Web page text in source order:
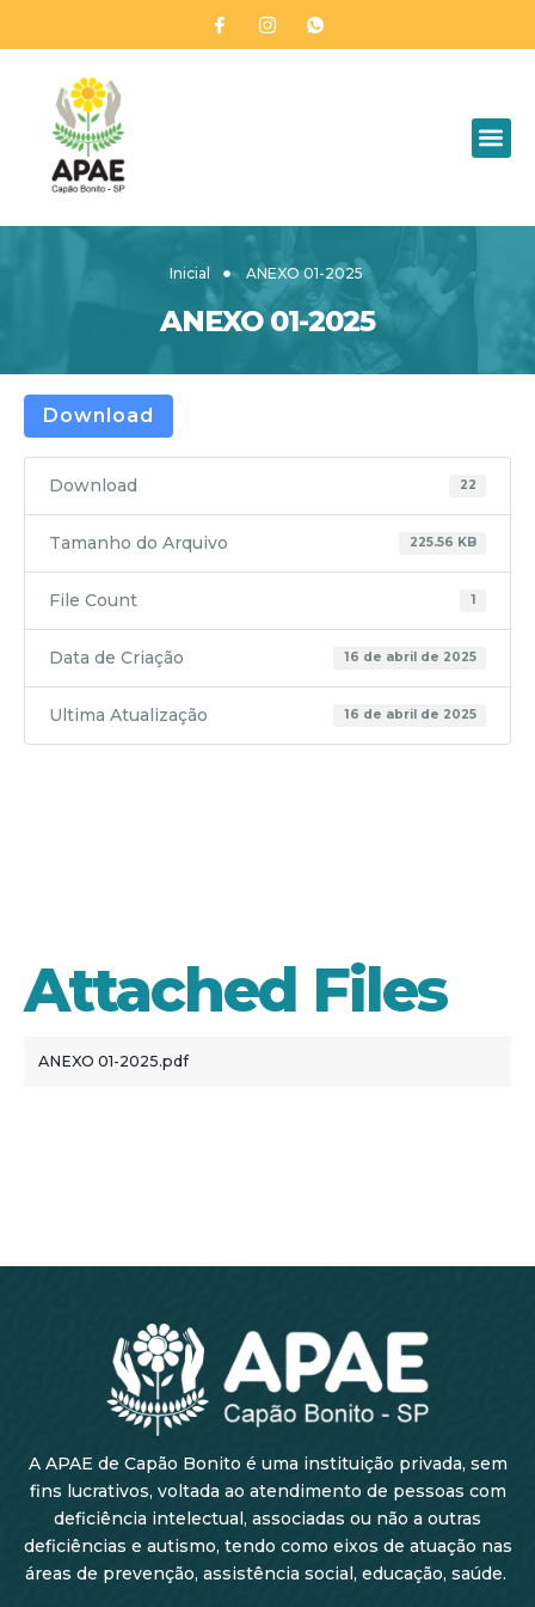
Inicial ANEXO 01-2025
ANEXO 01-2025
Download
Download 22
Tamanho do Arquivo 225.56 KB
File Count 1
Data de Criação 16 de abril de 2025
Ultima Atualização 16 de abril de 2025
Attached Files
ANEXO 01-2025.pdf
A APAE de Capão Bonito é uma instituição privada, sem
fins lucrativos, voltada ao atendimento de pessoas com
deficiência intelectual, associadas ou não a outras
deficiências e autismo, tendo como eixos de atuação nas
áreas de prevenção, assistência social, educação, saúde.